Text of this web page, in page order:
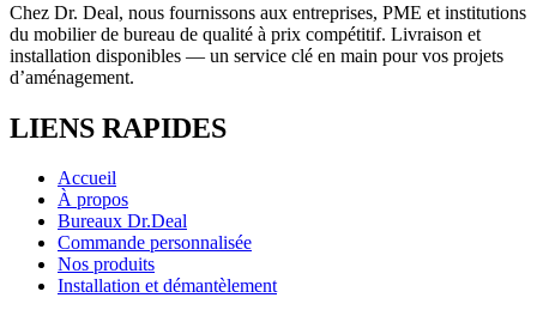
Chez Dr. Deal, nous fournissons aux entreprises, PME et institutions
du mobilier de bureau de qualité à prix compétitif. Livraison et
installation disponibles — un service clé en main pour vos projets
d’aménagement.
LIENS RAPIDES
Accueil
À propos
Bureaux Dr.Deal
Commande personnalisée
Nos produits
Installation et démantèlement